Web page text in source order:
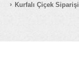
Kurfalı Çiçek Siparişi